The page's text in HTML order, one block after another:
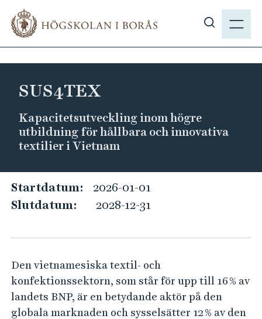
a
v
N
Y
i
s
k
p
h
SUS4TEX
Kapacitetsutveckling inom högre
utbildning för hållbara och innovativa
textilier i Vietnam
S
U
4
T
E
X
Startdatum:
2026-01-01
Slutdatum:
2028-12-31
Den vietnamesiska textil- och
konfektionssektorn, som står för upp till 16 % av
landets BNP, är en betydande aktör på den
globala marknaden och sysselsätter 12 % av den